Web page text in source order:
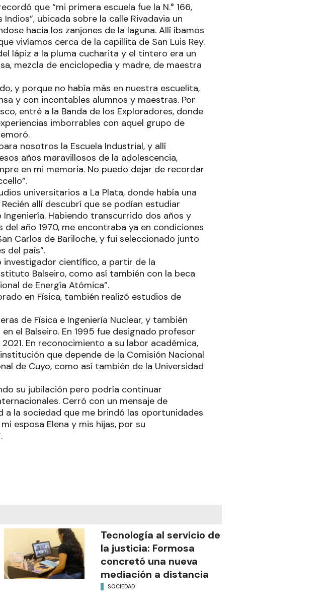
que “mi primera escuela fue la N.° 166,
ubicada sobre la calle Rivadavia un
hacia los zanjones de la laguna. Allí íbamos
vivíamos cerca de la capillita de San Luis Rey.
lápiz a la pluma cucharita y el tintero era un
mezcla de enciclopedia y madre, de maestra
y porque no había más en nuestra escuelita,
y con incontables alumnos y maestras. Por
entré a la Banda de los Exploradores, donde
imborrables con aquel grupo de
nosotros la Escuela Industrial, y allí
años maravillosos de la adolescencia,
en mi memoria. No puedo dejar de recordar
universitarios a La Plata, donde había una
allí descubrí que se podían estudiar
Habiendo transcurrido dos años y
año 1970, me encontraba ya en condiciones
Carlos de Bariloche, y fui seleccionado junto
del país”.
científico, a partir de la
Balseiro, como así también con la beca
de Energía Atómica”.
en Física, también realizó estudios de
de Física e Ingeniería Nuclear, y también
el Balseiro. En 1995 fue designado profesor
En reconocimiento a su labor académica,
que depende de la Comisión Nacional
de Cuyo, como así también de la Universidad
su jubilación pero podría continuar
Cerró con un mensaje de
la sociedad que me brindó las oportunidades
esposa Elena y mis hijas, por su
Tecnología al servicio de
la justicia: Formosa
concretó una nueva
mediación a distancia
SOCIEDAD